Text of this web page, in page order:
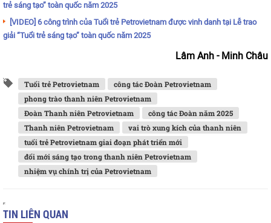
trẻ sáng tạo” toàn quốc năm 2025
[VIDEO] 6 công trình của Tuổi trẻ Petrovietnam được vinh danh tại Lễ trao
giải “Tuổi trẻ sáng tạo” toàn quốc năm 2025
Lâm Anh - Minh Châu
Tuổi trẻ Petrovietnam
công tác Đoàn Petrovietnam
phong trào thanh niên Petrovietnam
Đoàn Thanh niên Petrovietnam
công tác Đoàn năm 2025
Thanh niên Petrovietnam
vai trò xung kích của thanh niên
tuổi trẻ Petrovietnam giai đoạn phát triển mới
đổi mới sáng tạo trong thanh niên Petrovietnam
nhiệm vụ chính trị của Petrovietnam
TIN LIÊN QUAN